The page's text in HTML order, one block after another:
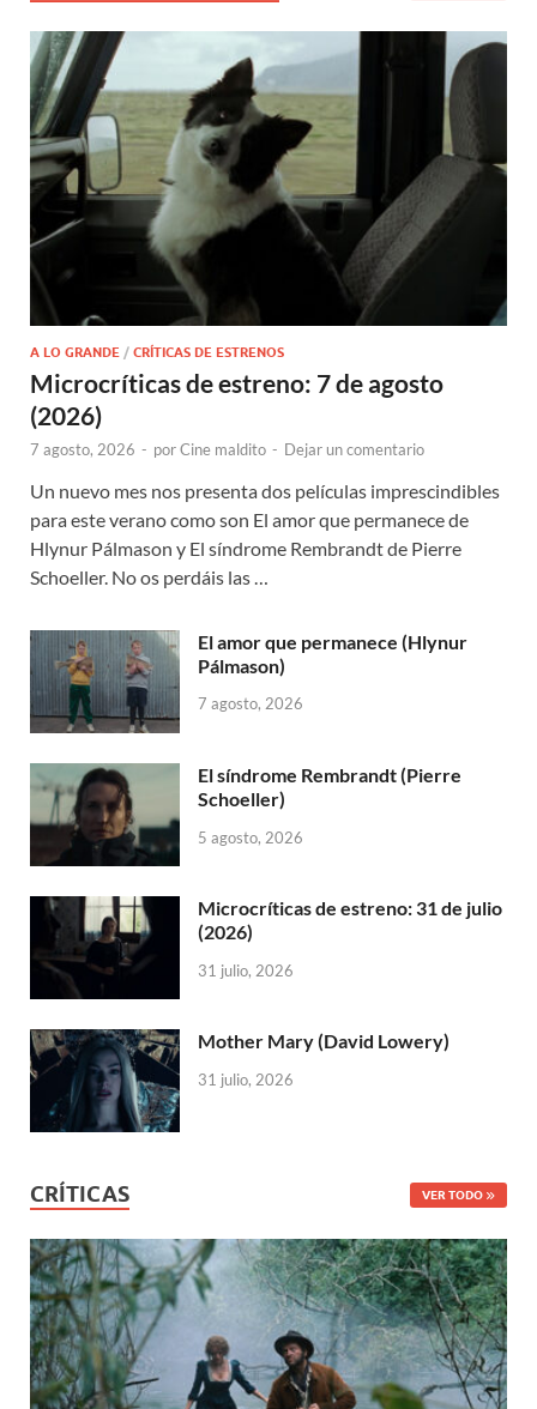
A LO GRANDE / CRÍTICAS DE ESTRENOS
Microcríticas de estreno: 7 de agosto
(2026)
7 agosto, 2026 - porCine maldito - Dejar un comentario
Un nuevo mes nos presenta dos películas imprescindibles
para este verano como son El amor que permanece de
Hlynur Pálmason y El síndrome Rembrandt de Pierre
Schoeller. No os perdáis las …
El amor que permanece (Hlynur
Pálmason)
7 agosto, 2026
El síndrome Rembrandt (Pierre
Schoeller)
5 agosto, 2026
Microcríticas de estreno: 31 de julio
(2026)
31 julio, 2026
Mother Mary (David Lowery)
31 julio, 2026
CRÍTICAS VER TODO